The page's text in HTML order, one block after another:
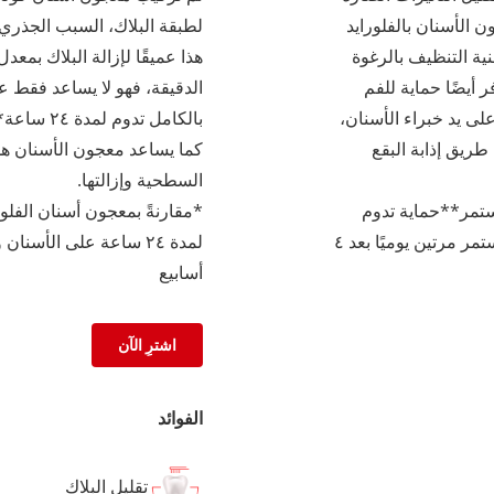
بالفلورايد
تقنية التنظيف بالرغوة
أيضًا حماية للفم
على يد خبراء الأسنان،
إذابة البقع
من الاستخدام المستمر**حماية تدوم
لمدة ٢٤ ساعة على الأسنان واللسان والخدين واللثة مع الاستخدام المستمر مرتين يوميًا بعد ٤
لطبقة البلاك، السبب
الدقيقة، فهو لا يساعد فقط
كما يساعد معجون الأسنان
السطحية وإزالتها.
أسابيع
اشترِ الآن
الفوائد
تقليل البلاك